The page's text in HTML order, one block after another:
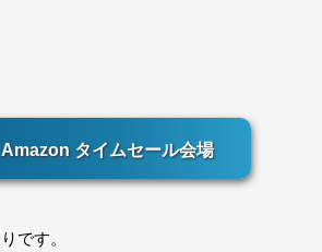
Amazon タイムセール会場
です。